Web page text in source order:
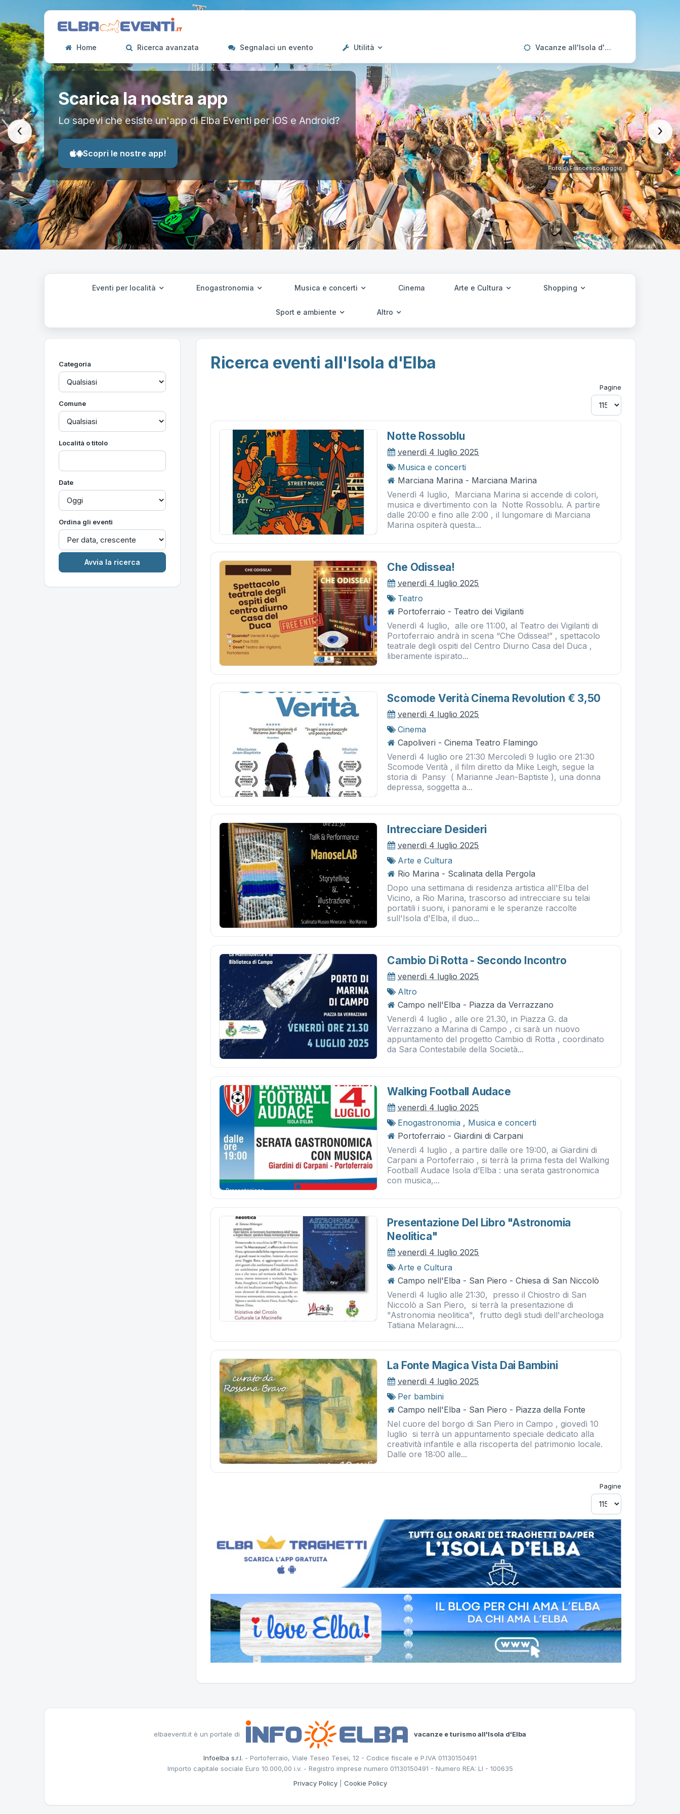
Home Ricerca avanzata Segnalaci un evento Utilità Vacanze all'Isola d'Elba
Scarica la nostra app
Lo sapevi che esiste un'app di Elba Eventi per iOS e Android?
Scopri le nostre app!
Foto di Francesco Boggio
‹ ›
Eventi per località Enogastronomia Musica e concerti Cinema Arte e Cultura Shopping
Sport e ambiente Altro
Categoria
Comune
Località o titolo
Date
Ordina gli eventi
Ricerca eventi all'Isola d'Elba
Pagine
Notte Rossoblu
venerdì 4 luglio 2025
Musica e concerti
Marciana Marina - Marciana Marina
Venerdì 4 luglio, Marciana Marina si accende di colori,
musica e divertimento con la Notte Rossoblu. A partire
dalle 20:00 e fino alle 2:00 , il lungomare di Marciana
Marina ospiterà questa...
Che Odissea!
venerdì 4 luglio 2025
Teatro
Portoferraio - Teatro dei Vigilanti
Venerdì 4 luglio, alle ore 11:00, al Teatro dei Vigilanti di
Portoferraio andrà in scena “Che Odissea!” , spettacolo
teatrale degli ospiti del Centro Diurno Casa del Duca ,
liberamente ispirato...
Scomode Verità Cinema Revolution € 3,50
venerdì 4 luglio 2025
Cinema
Capoliveri - Cinema Teatro Flamingo
Venerdì 4 luglio ore 21:30 Mercoledì 9 luglio ore 21:30
Scomode Verità , il film diretto da Mike Leigh, segue la
storia di Pansy ( Marianne Jean-Baptiste ), una donna
depressa, soggetta a...
Intrecciare Desideri
venerdì 4 luglio 2025
Arte e Cultura
Rio Marina - Scalinata della Pergola
Dopo una settimana di residenza artistica all'Elba del
Vicino, a Rio Marina, trascorso ad intrecciare su telai
portatili i suoni, i panorami e le speranze raccolte
sull'Isola d'Elba, il duo...
Cambio Di Rotta - Secondo Incontro
venerdì 4 luglio 2025
Altro
Campo nell'Elba - Piazza da Verrazzano
Venerdì 4 luglio , alle ore 21.30, in Piazza G. da
Verrazzano a Marina di Campo , ci sarà un nuovo
appuntamento del progetto Cambio di Rotta , coordinato
da Sara Contestabile della Società...
Walking Football Audace
venerdì 4 luglio 2025
Enogastronomia , Musica e concerti
Portoferraio - Giardini di Carpani
Venerdì 4 luglio , a partire dalle ore 19:00, ai Giardini di
Carpani a Portoferraio , si terrà la prima festa del Walking
Football Audace Isola d’Elba : una serata gastronomica
con musica,...
Presentazione Del Libro "astronomia
Neolitica"
venerdì 4 luglio 2025
Arte e Cultura
Campo nell'Elba - San Piero - Chiesa di San Niccolò
Venerdì 4 luglio alle 21:30, presso il Chiostro di San
Niccolò a San Piero, si terrà la presentazione di
"Astronomia neolitica", frutto degli studi dell'archeologa
Tatiana Melaragni....
La Fonte Magica Vista Dai Bambini
venerdì 4 luglio 2025
Per bambini
Campo nell'Elba - San Piero - Piazza della Fonte
Nel cuore del borgo di San Piero in Campo , giovedì 10
luglio si terrà un appuntamento speciale dedicato alla
creatività infantile e alla riscoperta del patrimonio locale.
Dalle ore 18:00 alle...
Pagine
elbaeventi.it è un portale di vacanze e turismo all'Isola d'Elba
Infoelba s.r.l. - Portoferraio, Viale Teseo Tesei, 12 - Codice fiscale e P.IVA 01130150491
Importo capitale sociale Euro 10.000,00 i.v. - Registro imprese numero 01130150491 - Numero REA: LI - 100635
Privacy Policy| Cookie Policy